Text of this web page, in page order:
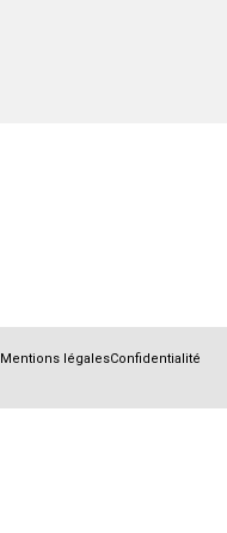
Mentions légalesConfidentialité